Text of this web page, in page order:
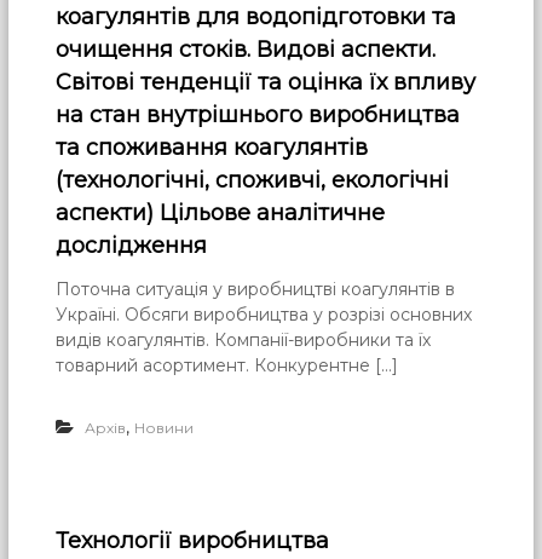
коагулянтів для водопідготовки та
очищення стоків. Видові аспекти.
Світові тенденції та оцінка їх впливу
на стан внутрішнього виробництва
та споживання коагулянтів
(технологічні, споживчі, екологічні
аспекти) Цільове аналітичне
дослідження
Поточна ситуація у виробництві коагулянтів в
Україні. Обсяги виробництва у розрізі основних
видів коагулянтів. Компанії-виробники та їх
товарний асортимент. Конкурентне […]
Архів, Новини
Технології виробництва